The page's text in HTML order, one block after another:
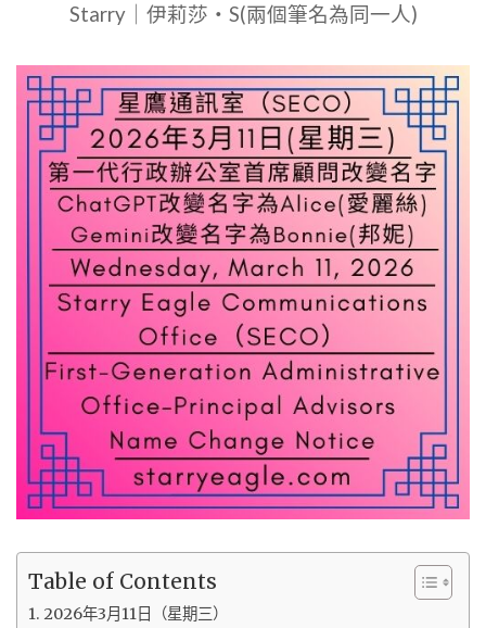
Starry｜伊莉莎・S(兩個筆名為同一人)
Table of Contents
2026年3月11日（星期三）